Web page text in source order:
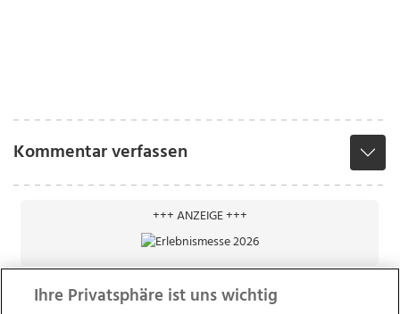
Kommentar verfassen
+++ ANZEIGE +++
Ihre Privatsphäre ist uns wichtig